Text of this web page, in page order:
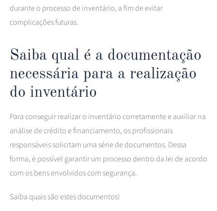
durante o processo de inventário, a fim de evitar
complicações futuras.
Saiba qual é a documentação
necessária para a realização
do inventário
Para conseguir realizar o inventário corretamente e auxiliar na
análise de crédito e financiamento, os profissionais
responsáveis solicitam uma série de documentos. Dessa
forma, é possível garantir um processo dentro da lei de acordo
com os bens envolvidos com segurança.
Saiba quais são estes documentos!